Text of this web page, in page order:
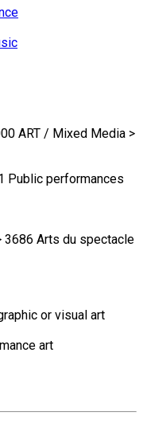
ART / Mixed Media >
Public performances
3686 Arts du spectacle
or visual art
art